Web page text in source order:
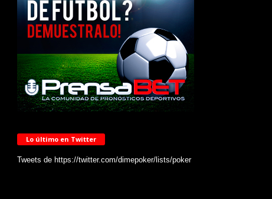
Lo último en Twitter
Tweets de https://twitter.com/dimepoker/lists/poker